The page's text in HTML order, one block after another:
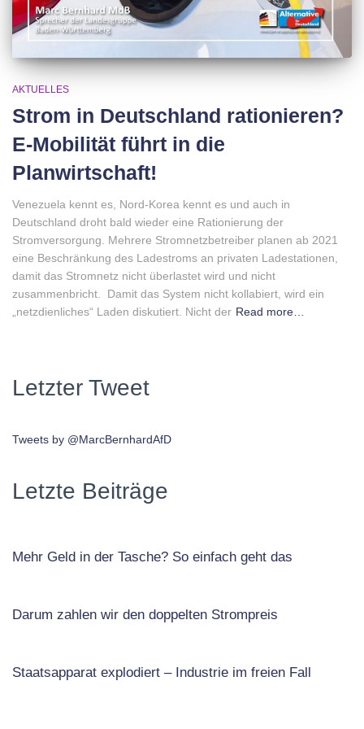
AKTUELLES
Strom in Deutschland rationieren?
E-Mobilität führt in die
Planwirtschaft!
Venezuela kennt es, Nord-Korea kennt es und auch in
Deutschland droht bald wieder eine Rationierung der
Stromversorgung. Mehrere Stromnetzbetreiber planen ab 2021
eine Beschränkung des Ladestroms an privaten Ladestationen,
damit das Stromnetz nicht überlastet wird und nicht
zusammenbricht. Damit das System nicht kollabiert, wird ein
„netzdienliches“ Laden diskutiert. Nicht der Read more…
Letzter Tweet
Tweets by @MarcBernhardAfD
Letzte Beiträge
Mehr Geld in der Tasche? So einfach geht das
Darum zahlen wir den doppelten Strompreis
Staatsapparat explodiert – Industrie im freien Fall